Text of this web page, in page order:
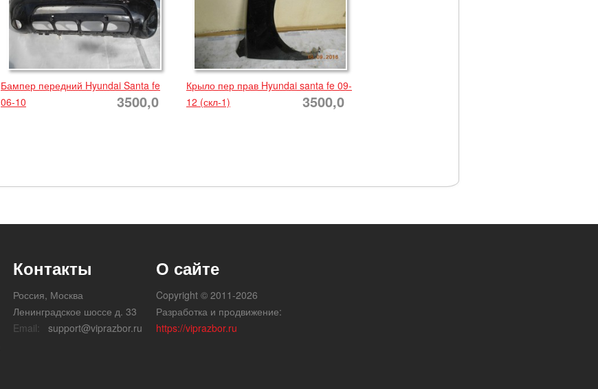
Бампер передний Hyundai Santa fe
06-10
3500,0
Крыло пер прав Hyundai santa fe 09-
12 (скл-1)
3500,0
Контакты
Россия, Москва
Ленинградское шоссе д. 33
Email:
support@viprazbor.ru
О сайте
Copyright © 2011-2026
Разработка и продвижение:
https://viprazbor.ru